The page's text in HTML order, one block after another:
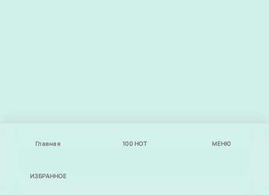
Главная 100 НОТ МЕНЮ
ИЗБРАННОЕ